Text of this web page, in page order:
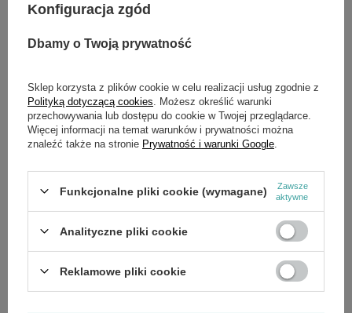
Potrzebujesz pomocy? Masz pytania?
najciekawsze pytania i odpowiedzi publikując
SZCZEGÓŁOWE DANE
Symbol 700458
OPINIE (0)
Konfiguracja zgód
Dbamy o Twoją prywatność
Sklep korzysta z plików cookie w celu realizacji usług zgodnie z
Polityką dotyczącą cookies . Możesz określić warunki
przechowywania lub dostępu do cookie w Twojej przeglądarce.
Więcej informacji na temat warunków i prywatności można
znaleźć także na stronie Prywatność i warunki Google
Funkcjonalne pliki cookie (wymagane)
Zawsze
aktywne
Analityczne pliki cookie
Reklamowe pliki cookie